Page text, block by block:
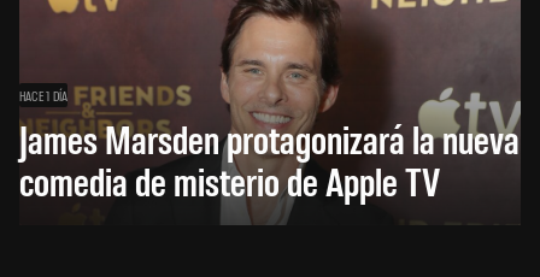
HACE 1 DÍA
James Marsden protagonizará la nueva
comedia de misterio de Apple TV